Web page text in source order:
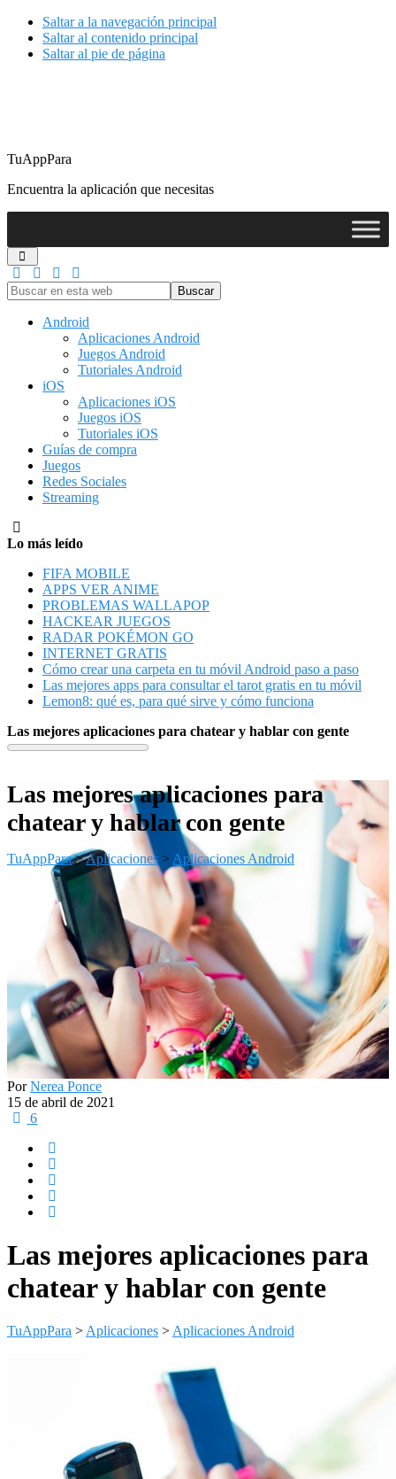
Saltar a la navegación principal
Saltar al contenido principal
Saltar al pie de página
TuAppPara
Encuentra la aplicación que necesitas
Buscar
en
Android
Aplicaciones Android
Juegos Android
Tutoriales Android
iOS
Aplicaciones iOS
Juegos iOS
Tutoriales iOS
Guías de compra
Juegos
Redes Sociales
Streaming
Lo más leído
FIFA MOBILE
APPS VER ANIME
PROBLEMAS WALLAPOP
HACKEAR JUEGOS
RADAR POKÉMON GO
INTERNET GRATIS
Cómo crear una carpeta en tu móvil Android paso a paso
Las mejores apps para consultar el tarot gratis en tu móvil
Lemon8: qué es, para qué sirve y cómo funciona
Las mejores aplicaciones para chatear y hablar con gente
Las mejores aplicaciones para
chatear y hablar con gente
TuAppPara>Aplicaciones > Aplicaciones Android
PorNerea Ponce
15 de abril de 2021
6
Las mejores aplicaciones para
chatear y hablar con gente
TuAppPara > Aplicaciones > Aplicaciones Android